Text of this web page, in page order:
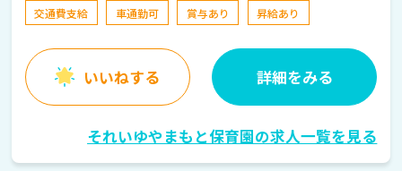
交通費支給
車通勤可 賞与あり 昇給あり
いいねする 詳細をみる
それいゆやまもと保育園の求人一覧を見る